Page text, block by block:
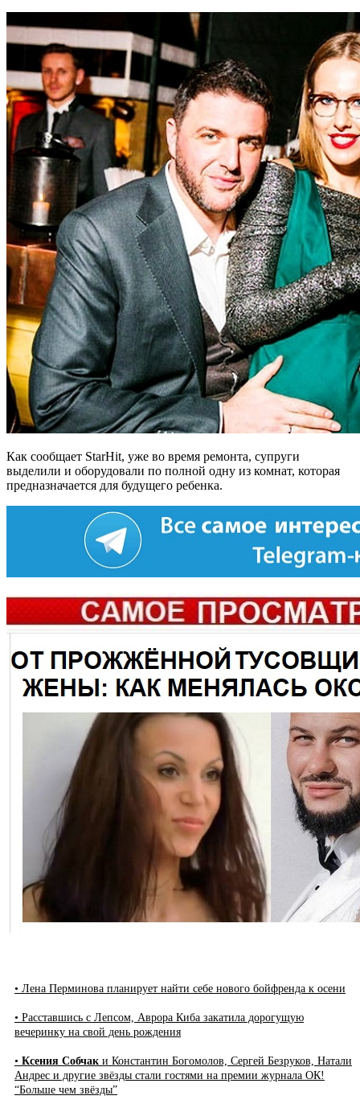
Как сообщает StarHit, уже во время ремонта, супруги
выделили и оборудовали по полной одну из комнат, которая
предназначается для будущего ребенка.
• Лена Перминова планирует найти себе нового бойфренда к осени
• Расставшись с Лепсом, Аврора Киба закатила дорогущую
вечеринку на свой день рождения
• Ксения Собчак и Константин Богомолов, Сергей Безруков, Натали
Андрес и другие звёзды стали гостями на премии журнала ОК!
“Больше чем звёзды”